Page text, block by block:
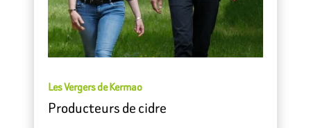
Les Vergers de Kermao
Producteurs de cidre